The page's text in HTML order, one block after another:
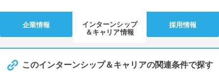
企業情報
インターンシップ
＆キャリア情報
採用情報
このインターンシップ＆キャリアの関連条件で探す